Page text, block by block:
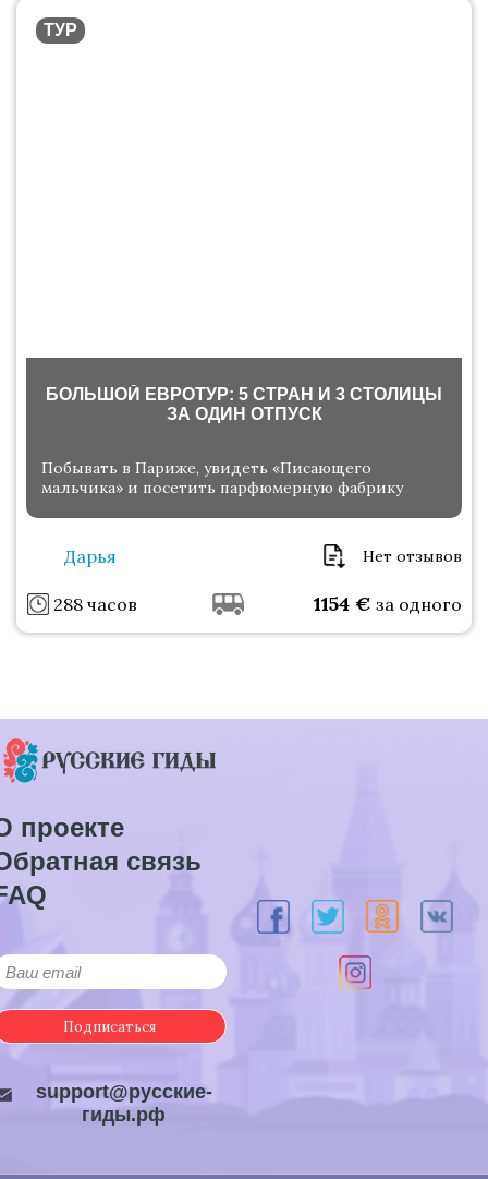
ТУР
БОЛЬШОЙ ЕВРОТУР: 5 СТРАН И 3 СТОЛИЦЫ
ЗА ОДИН ОТПУСК
Побывать в Париже, увидеть «Писающего
мальчика» и посетить парфюмерную фабрику
Дарья Нет отзывов
288 часов 1154 € за одного
проекте
связь
Подписаться
support@русские-
гиды.рф